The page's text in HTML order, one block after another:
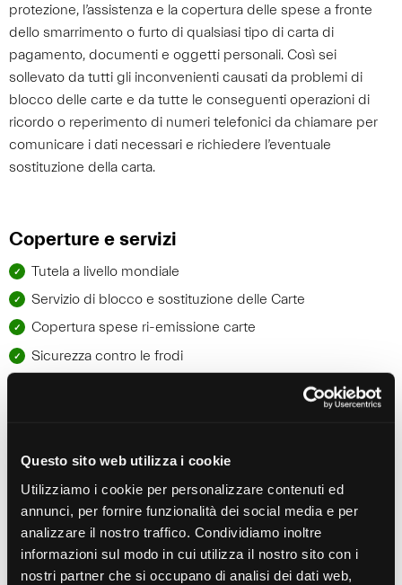
Questo sito web utilizza i cookie
Utilizziamo i cookie per personalizzare contenuti ed
annunci, per fornire funzionalità dei social media e per
analizzare il nostro traffico. Condividiamo inoltre
informazioni sul modo in cui utilizza il nostro sito con i
nostri partner che si occupano di analisi dei dati web,
protezione, l’assistenza e la copertura delle spese a fronte
dello smarrimento o furto di qualsiasi tipo di carta di
pagamento, documenti e oggetti personali. Così sei
sollevato da tutti gli inconvenienti causati da problemi di
blocco delle carte e da tutte le conseguenti operazioni di
ricordo o reperimento di numeri telefonici da chiamare per
comunicare i dati necessari e richiedere l’eventuale
sostituzione della carta.
Coperture e servizi
Tutela a livello mondiale
Servizio di blocco e sostituzione delle Carte
Copertura spese ri-emissione carte
Sicurezza contro le frodi
Registrazione e avviso scadenza documenti
Rimborso in caso di furto di prelievi presso sportelli ATM
Copertura lesioni conseguenti a scippo o rapina di carte
e prelievi presso sportelli ATM
All’estero